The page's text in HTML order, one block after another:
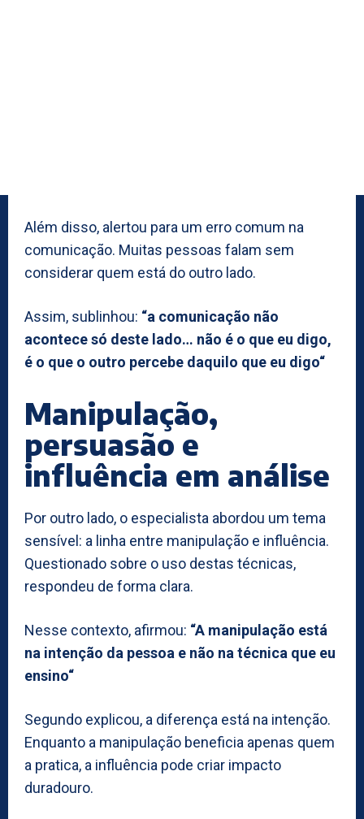
Além disso, alertou para um erro comum na
comunicação. Muitas pessoas falam sem
considerar quem está do outro lado.
Assim, sublinhou: “a comunicação não
acontece só deste lado… não é o que eu digo,
é o que o outro percebe daquilo que eu digo“
Manipulação,
persuasão e
influência em análise
Por outro lado, o especialista abordou um tema
sensível: a linha entre manipulação e influência.
Questionado sobre o uso destas técnicas,
respondeu de forma clara.
Nesse contexto, afirmou: “A manipulação está
na intenção da pessoa e não na técnica que eu
ensino“
Segundo explicou, a diferença está na intenção.
Enquanto a manipulação beneficia apenas quem
a pratica, a influência pode criar impacto
duradouro.